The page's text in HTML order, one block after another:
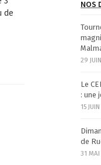
de
NOS
29
Le
: une
15
de
31